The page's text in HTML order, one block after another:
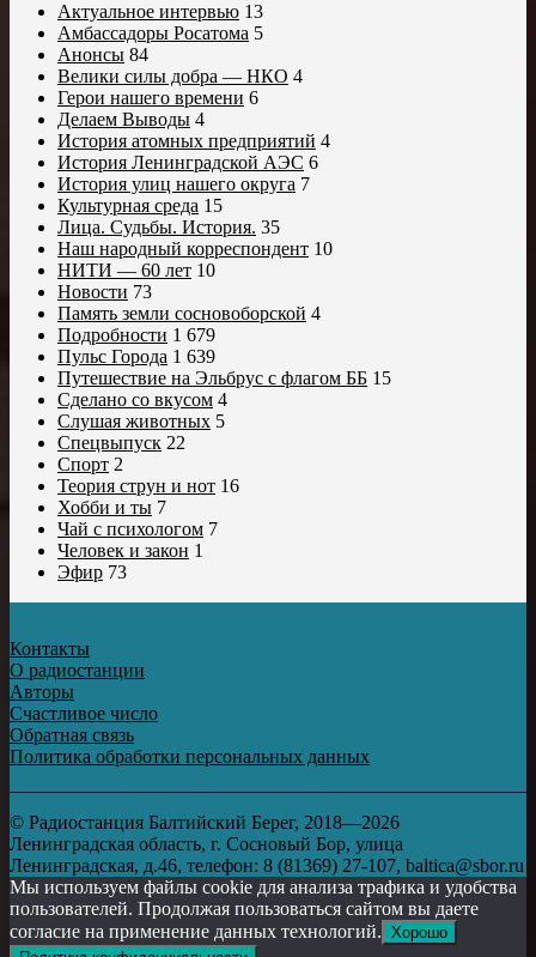
Актуальное интервью 13
Амбассадоры Росатома 5
Анонсы 84
Велики силы добра — НКО 4
Герои нашего времени 6
Делаем Выводы 4
История атомных предприятий 4
История Ленинградской АЭС 6
История улиц нашего округа 7
Культурная среда 15
Лица. Судьбы. История. 35
Наш народный корреспондент 10
НИТИ — 60 лет 10
Новости 73
Память земли сосновоборской 4
Подробности 1 679
Пульс Города 1 639
Путешествие на Эльбрус с флагом ББ 15
Сделано со вкусом 4
Слушая животных 5
Спецвыпуск 22
Спорт 2
Теория струн и нот 16
Хобби и ты 7
Чай с психологом 7
Человек и закон 1
Эфир 73
Контакты
О радиостанции
Авторы
Счастливое число
Обратная связь
Политика обработки персональных данных
© Радиостанция Балтийский Берег, 2018—2026
Ленинградская область, г. Сосновый Бор, улица
Ленинградская, д.46, телефон: 8 (81369) 27-107, baltica@sbor.ru
Мы используем файлы cookie для анализа трафика и удобства
пользователей. Продолжая пользоваться сайтом вы даете
согласие на применение данных технологий. Хорошо